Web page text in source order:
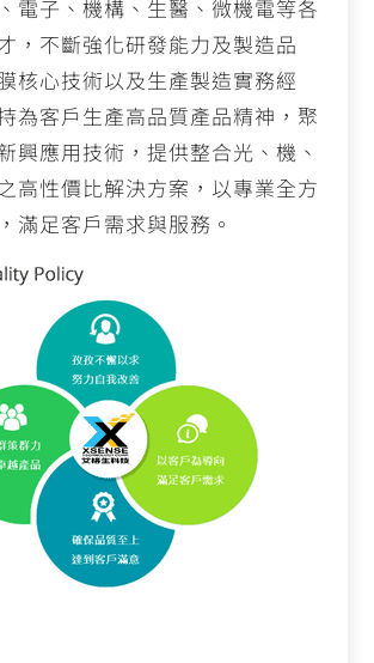
電子、機構、生醫、微機電等各
，不斷強化研發能力及製造品
核心技術以及生產製造實務經
為客戶生產高品質產品精神，聚
興應用技術，提供整合光、機、
高性價比解決方案，以專業全方
滿足客戶需求與服務。